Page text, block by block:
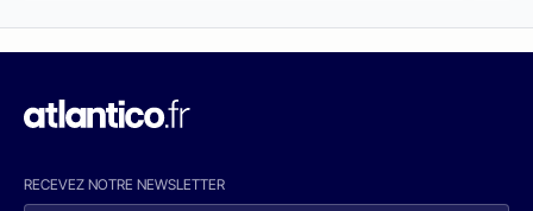
RECEVEZ NOTRE NEWSLETTER